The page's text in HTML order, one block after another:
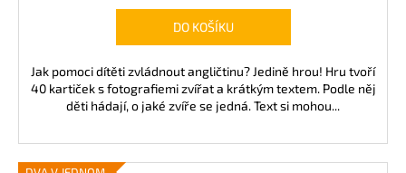
DO KOŠÍKU
Jak pomoci dítěti zvládnout angličtinu? Jedině hrou! Hru tvoří
40 kartiček s fotografiemi zvířat a krátkým textem. Podle něj
děti hádají, o jaké zvíře se jedná. Text si mohou...